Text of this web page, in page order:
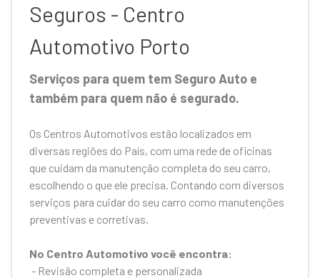
Seguros - Centro
Automotivo Porto
Serviços para quem tem Seguro Auto e
também para quem não é segurado.
Os Centros Automotivos estão localizados em
diversas regiões do País, com uma rede de oficinas
que cuidam da manutenção completa do seu carro,
escolhendo o que ele precisa. Contando com diversos
serviços para cuidar do seu carro como manutenções
preventivas e corretivas.
No Centro Automotivo você encontra:
- Revisão completa e personalizada